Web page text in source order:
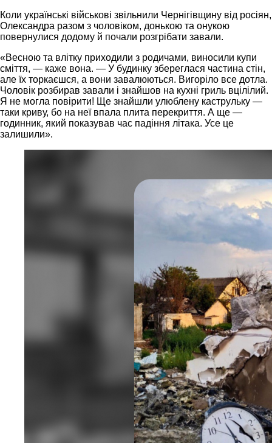
Коли українські військові звільнили Чернігівщину від росіян,
Олександра разом з чоловіком, донькою та онукою
повернулися додому й почали розгрібати завали.
«Весною та влітку приходили з родичами, виносили купи
сміття, — каже вона. — У будинку збереглася частина стін,
але їх торкаєшся, а вони завалюються. Вигоріло все дотла.
Чоловік розбирав завали і знайшов на кухні гриль вцілілий.
Я не могла повірити! Ще знайшли улюблену каструльку —
таки криву, бо на неї впала плита перекриття. А ще —
годинник, який показував час падіння літака. Усе це
залишили».